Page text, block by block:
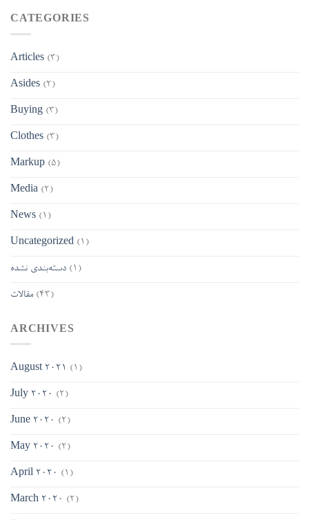
CATEGORIES
Articles (3)
Asides (2)
Buying (3)
Clothes (3)
Markup (5)
Media (2)
News (1)
Uncategorized (1)
دسته‌بندی نشده (1)
مقالات(43)
ARCHIVES
August 2021 (1)
July 2020 (2)
June 2020 (2)
May 2020 (2)
April 2020 (1)
March 2020 (2)